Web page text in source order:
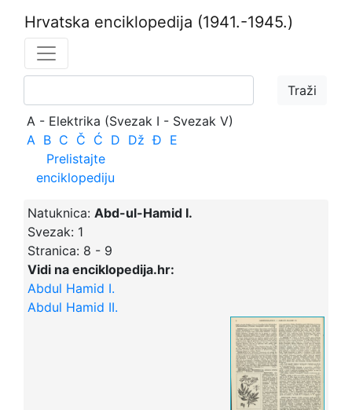
Hrvatska enciklopedija (1941.-1945.)
A - Elektrika (Svezak I - Svezak V)
A B C Č Ć D Dž Đ E
Prelistajte
enciklopediju
Natuknica: Abd-ul-Hamid I.
Svezak: 1
Stranica: 8 - 9
Vidi na enciklopedija.hr:
Abdul Hamid I.
Abdul Hamid II.